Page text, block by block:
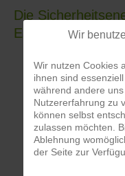
Die
Es gibt 3
Die beiden
Linke Hand auf
Hand halte das
Beckenrand.
Für die andere
Hand auf das
linke Schloss 2.
Wir
Wir nutzen Cookies
ihnen sind
während andere
Nutzererfahrung zu
können selbst
zulassen möchten.
Ablehnung
der Seite zur